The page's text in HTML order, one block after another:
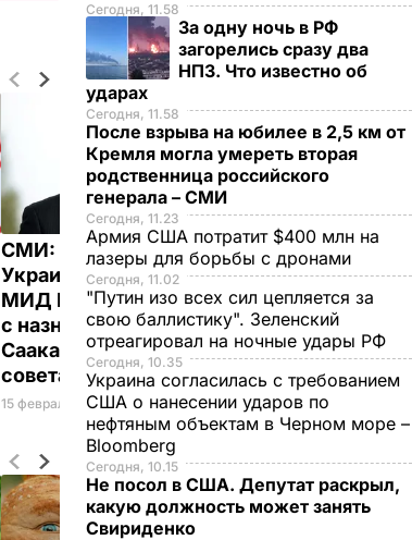
СМИ: Посол
Украины вызван в
МИД Грузии в связи
с назначением
Саакашвили главой
совета реформ
15 февраля, 15.03 МИР
Сегодня, 11.58
За одну ночь в РФ
загорелись сразу два
НПЗ. Что известно об
ударах
Сегодня, 11.58
После взрыва на юбилее в 2,5 км от
Кремля могла умереть вторая
родственница российского
генерала – СМИ
Сегодня, 11.23
Армия США потратит $400 млн на
лазеры для борьбы с дронами
Сегодня, 11.02
"Путин изо всех сил цепляется за
свою баллистику". Зеленский
отреагировал на ночные удары РФ
Сегодня, 10.35
Украина согласилась с требованием
США о нанесении ударов по
нефтяным объектам в Черном море –
Bloomberg
Сегодня, 10.15
Не посол в США. Депутат раскрыл,
какую должность может занять
Свириденко